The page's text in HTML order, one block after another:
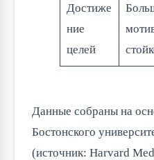
Достиже
ние
целей
Данные собраны на
Бостонского
(источник: Harvard